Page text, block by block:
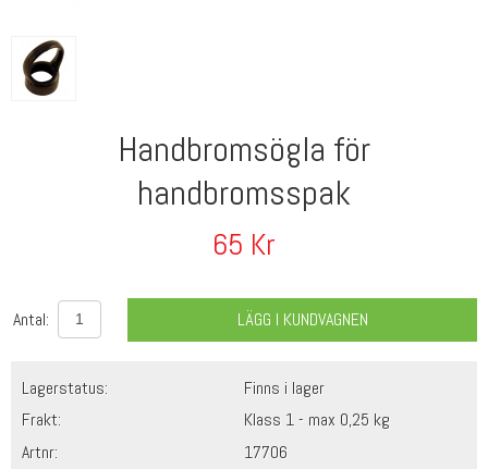
Handbromsögla för
handbromsspak
65 Kr
Antal: LÄGG I KUNDVAGNEN
Lagerstatus:
Finns i lager
Frakt:
Klass 1 - max 0,25 kg
Artnr:
17706